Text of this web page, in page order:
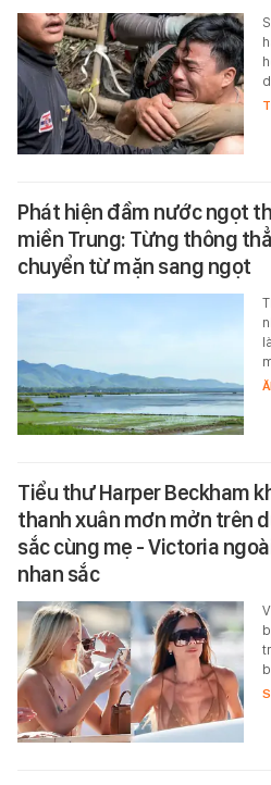
Phát hiện đầm nước ngọt
miền Trung: Từng thông
chuyển từ mặn sang ngọt
Tiểu thư Harper Beckham
thanh xuân mơn mởn trên
sắc cùng mẹ - Victoria
nhan sắc